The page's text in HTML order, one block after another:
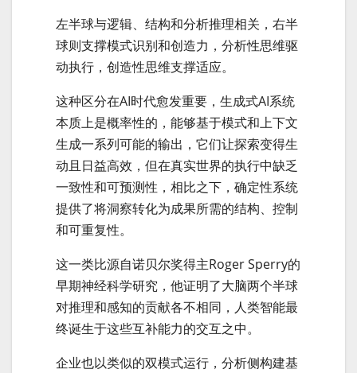
左半球与逻辑、结构和分析推理相关，右半
球则支撑模式识别和创造力，分析性思维驱
动执行，创造性思维支撑适应。
这种区分在AI时代愈发重要，生成式AI系统
本质上是概率性的，能够基于模式和上下文
生成一系列可能的输出，它们让探索变得生
动且日益高效，但在真实世界的执行中缺乏
一致性和可预测性，相比之下，确定性系统
提供了将洞察转化为成果所需的结构、控制
和可重复性。
这一类比源自诺贝尔奖得主Roger Sperry的
早期神经科学研究，他证明了大脑两个半球
对推理和感知的贡献各不相同，人类智能最
终诞生于这些互补能力的交互之中。
企业也以类似的双模式运行，分析侧构建基